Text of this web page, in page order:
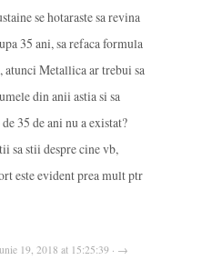
se hotaraste sa revina
35 ani, sa refaca formula
Metallica ar trebui sa
din anii astia si sa
35 de ani nu a existat?
sa stii despre cine vb,
este evident prea mult ptr
19, 2018 at 15:25:39 · →